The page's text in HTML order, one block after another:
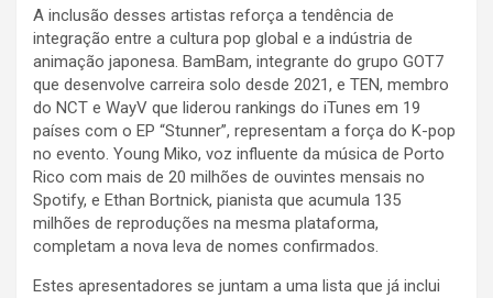
A inclusão desses artistas reforça a tendência de
integração entre a cultura pop global e a indústria de
animação japonesa. BamBam, integrante do grupo GOT7
que desenvolve carreira solo desde 2021, e TEN, membro
do NCT e WayV que liderou rankings do iTunes em 19
países com o EP “Stunner”, representam a força do K-pop
no evento. Young Miko, voz influente da música de Porto
Rico com mais de 20 milhões de ouvintes mensais no
Spotify, e Ethan Bortnick, pianista que acumula 135
milhões de reproduções na mesma plataforma,
completam a nova leva de nomes confirmados.
Estes apresentadores se juntam a uma lista que já inclui